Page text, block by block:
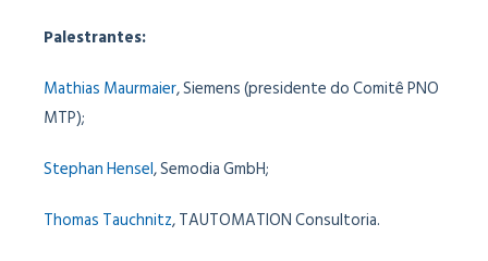
Palestrantes:
Mathias Maurmaier, Siemens (presidente do Comitê PNO
MTP);
Stephan Hensel, Semodia GmbH;
Thomas Tauchnitz, TAUTOMATION Consultoria.